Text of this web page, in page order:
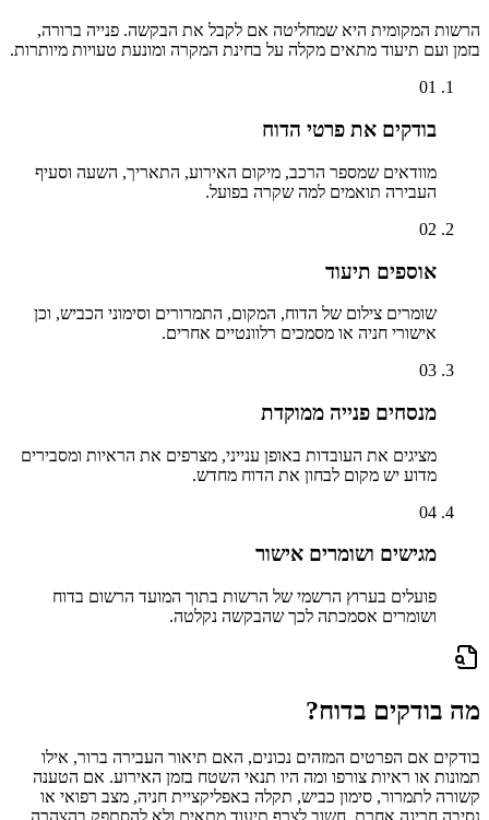
הרשות המקומית היא שמחליטה אם לקבל את הבקשה. פנייה ברורה,
בזמן ועם תיעוד מתאים מקלה על בחינת המקרה ומונעת טעויות מיותרות.
01
בודקים את פרטי הדוח
מוודאים שמספר הרכב, מיקום האירוע, התאריך, השעה וסעיף
העבירה תואמים למה שקרה בפועל.
02
אוספים תיעוד
שומרים צילום של הדוח, המקום, התמרורים וסימוני הכביש, וכן
אישורי חניה או מסמכים רלוונטיים אחרים.
03
מנסחים פנייה ממוקדת
מציגים את העובדות באופן ענייני, מצרפים את הראיות ומסבירים
מדוע יש מקום לבחון את הדוח מחדש.
04
מגישים ושומרים אישור
פועלים בערוץ הרשמי של הרשות בתוך המועד הרשום בדוח
ושומרים אסמכתה לכך שהבקשה נקלטה.
מה בודקים בדוח?
בודקים אם הפרטים המזהים נכונים, האם תיאור העבירה ברור, אילו
תמונות או ראיות צורפו ומה היו תנאי השטח בזמן האירוע. אם הטענה
קשורה לתמרור, סימון כביש, תקלה באפליקציית חניה, מצב רפואי או
נסיבה חריגה אחרת, חשוב לצרף תיעוד מתאים ולא להסתפק בהצהרה